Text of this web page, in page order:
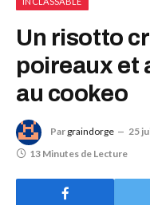
Un risotto
poireaux et
au cookeo
Par graindorge 25
13 Minutes de Lecture